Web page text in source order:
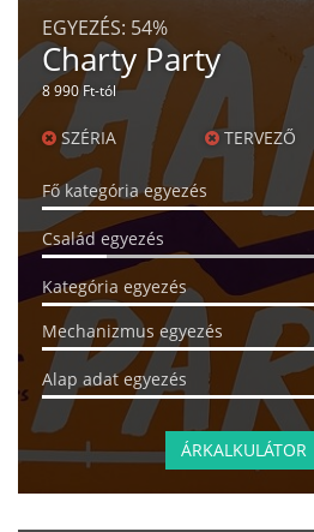
EGYEZÉS: 54%
Charty Party
8 990 Ft-tól
SZÉRIA TERVEZŐ
Fő kategória egyezés
Család egyezés
Kategória egyezés
Mechanizmus egyezés
Alap adat egyezés
ÁRKALKULÁTOR